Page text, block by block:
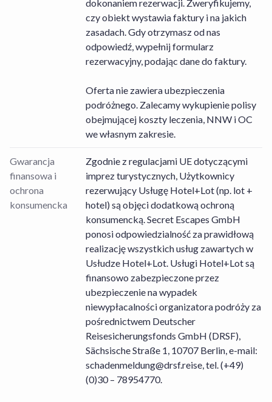
dokonaniem rezerwacji. Zweryfikujemy,
czy obiekt wystawia faktury i na jakich
zasadach. Gdy otrzymasz od nas
odpowiedź, wypełnij formularz
rezerwacyjny, podając dane do faktury.
Oferta nie zawiera ubezpieczenia
podróżnego. Zalecamy wykupienie polisy
obejmującej koszty leczenia, NNW i OC
we własnym zakresie.
Gwarancja
finansowa i
ochrona
konsumencka
Zgodnie z regulacjami UE dotyczącymi
imprez turystycznych, Użytkownicy
rezerwujący Usługę Hotel+Lot (np. lot +
hotel) są objęci dodatkową ochroną
konsumencką. Secret Escapes GmbH
ponosi odpowiedzialność za prawidłową
realizację wszystkich usług zawartych w
Usłudze Hotel+Lot. Usługi Hotel+Lot są
finansowo zabezpieczone przez
ubezpieczenie na wypadek
niewypłacalności organizatora podróży za
pośrednictwem Deutscher
Reisesicherungsfonds GmbH (DRSF),
Sächsische Straße 1, 10707 Berlin, e-mail:
schadenmeldung@drsf.reise, tel. (+49)
(0)30 – 78954770.